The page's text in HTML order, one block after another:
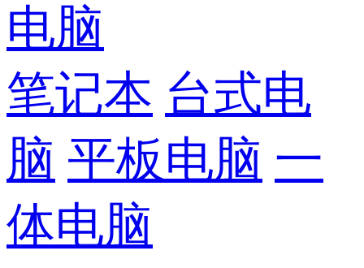
电脑
笔记本 台式电
脑 平板电脑 一
体电脑